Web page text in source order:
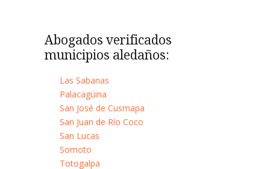
Abogados verificados
municipios aledaños:
Las Sabanas
Palacagüina
San José de Cusmapa
San Juan de Río Coco
San Lucas
Somoto
Totogalpa